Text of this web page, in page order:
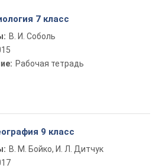
7 класс
В. И. Соболь
Рабочая тетрадь
9 класс
В. М. Бойко, И. Л. Дитчук